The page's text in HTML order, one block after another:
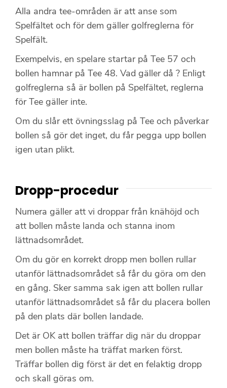
Alla andra tee-områden är att anse som
Spelfältet och för dem gäller golfreglerna för
Spelfält.
Exempelvis, en spelare startar på Tee 57 och
bollen hamnar på Tee 48. Vad gäller då ? Enligt
golfreglerna så är bollen på Spelfältet, reglerna
för Tee gäller inte.
Om du slår ett övningsslag på Tee och påverkar
bollen så gör det inget, du får pegga upp bollen
igen utan plikt.
Dropp-procedur
Numera gäller att vi droppar från knähöjd och
att bollen måste landa och stanna inom
lättnadsområdet.
Om du gör en korrekt dropp men bollen rullar
utanför lättnadsområdet så får du göra om den
en gång. Sker samma sak igen att bollen rullar
utanför lättnadsområdet så får du placera bollen
på den plats där bollen landade.
Det är OK att bollen träffar dig när du droppar
men bollen måste ha träffat marken först.
Träffar bollen dig först är det en felaktig dropp
och skall göras om.